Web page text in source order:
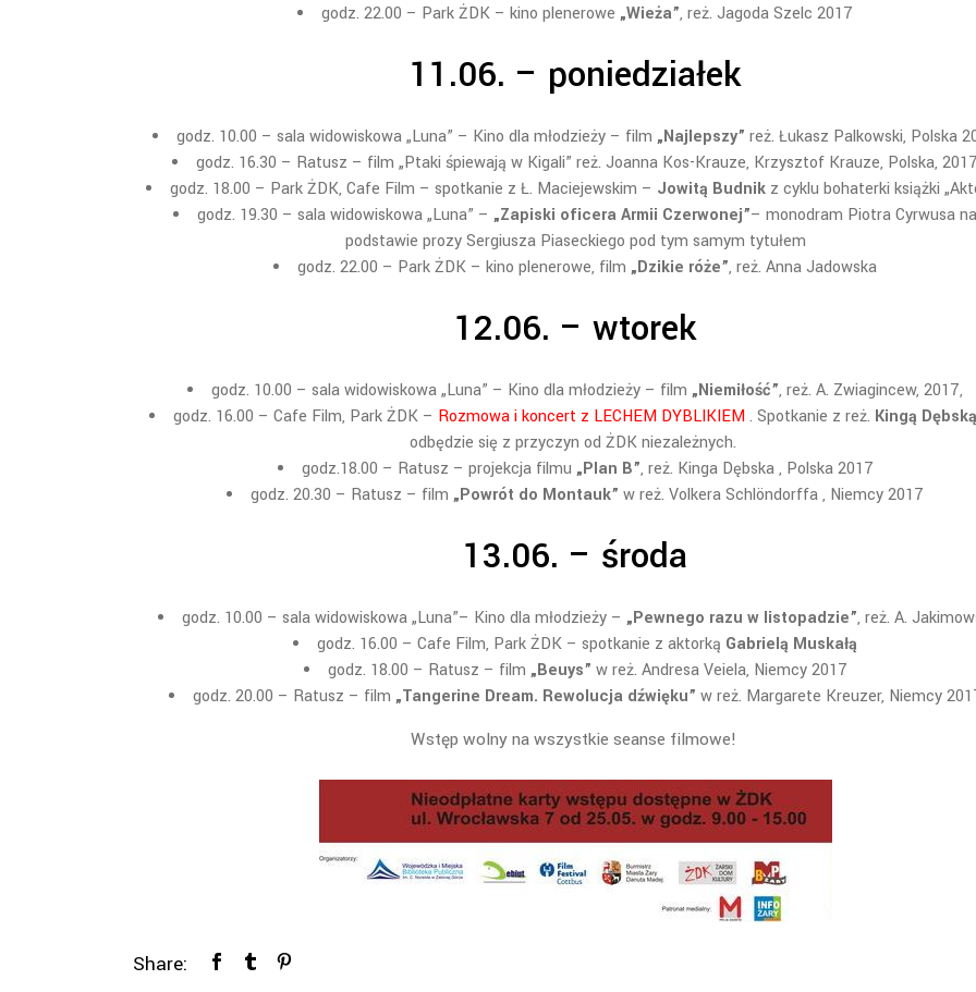
godz. 22.00 – Park ŻDK – kino plenerowe „Wieża”, reż. Jagoda Szelc 2017
11.06. – poniedziałek
godz. 10.00 – sala widowiskowa „Luna” – Kino dla młodzieży – film „Najlepszy” reż. Łukasz Palkowski, Polska
godz. 16.30 – Ratusz – film „Ptaki śpiewają w Kigali” reż. Joanna Kos-Krauze, Krzysztof Krauze, Polska, 2017
godz. 18.00 – Park ŻDK, Cafe Film – spotkanie z Ł. Maciejewskim – Jowitą Budnikz cyklu bohaterki książki
godz. 19.30 – sala widowiskowa „Luna” – „Zapiski oficera Armii Czerwonej”– monodram Piotra Cyrwusa na
podstawie prozy Sergiusza Piaseckiego pod tym samym tytułem
godz. 22.00 – Park ŻDK – kino plenerowe, film „Dzikie róże”, reż. Anna Jadowska
12.06. – wtorek
godz. 10.00 – sala widowiskowa „Luna” – Kino dla młodzieży – film „Niemiłość”, reż. A. Zwiagincew, 2017,
godz. 16.00 – Cafe Film, Park ŻDK – Rozmowa i koncert z LECHEM DYBLIKIEM. Spotkanie z reż. Kingą Dębską
odbędzie się z przyczyn od ŻDK niezależnych.
godz.18.00 – Ratusz – projekcja filmu „Plan B”, reż. Kinga Dębska , Polska 2017
godz. 20.30 – Ratusz – film „Powrót do Montauk” w reż. Volkera Schlöndorffa , Niemcy 2017
13.06. – środa
godz. 10.00 – sala widowiskowa „Luna”– Kino dla młodzieży – „Pewnego razu w listopadzie”, reż. A.
godz. 16.00 – Cafe Film, Park ŻDK – spotkanie z aktorką Gabrielą Muskałą
godz. 18.00 – Ratusz – film „Beuys” w reż. Andresa Veiela, Niemcy 2017
godz. 20.00 – Ratusz – film „Tangerine Dream. Rewolucja dźwięku” w reż. Margarete Kreuzer, Niemcy
Wstęp wolny na wszystkie seanse filmowe!
Share: